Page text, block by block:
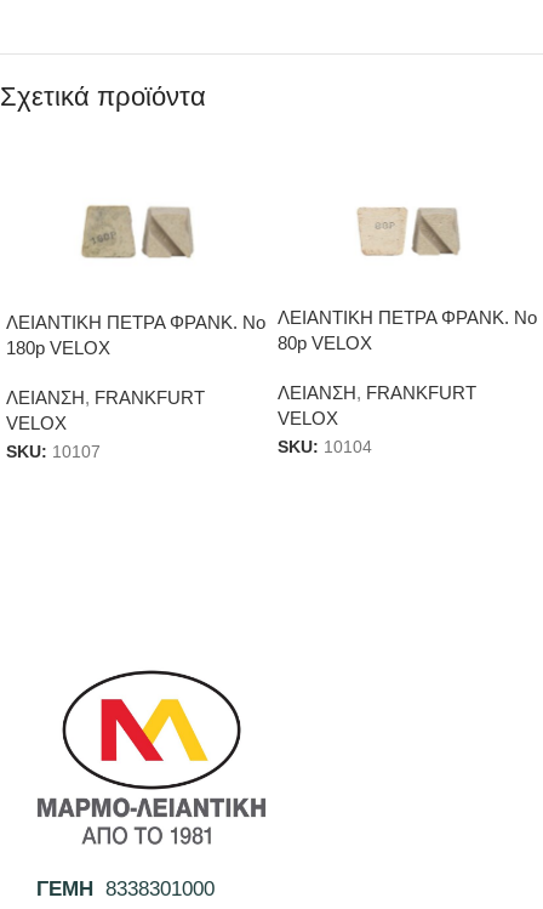
Σχετικά προϊόντα
ΛΕΙΑΝΤΙΚΗ ΠΕΤΡΑ ΦΡΑΝΚ. Νο
180p VELOX
ΛΕΙΑΝΣΗ, FRANKFURT
VELOX
SKU: 10107
ΛΕΙΑΝΤΙΚΗ ΠΕΤΡΑ ΦΡΑΝΚ. Νο
80p VELOX
ΛΕΙΑΝΣΗ, FRANKFURT
VELOX
SKU: 10104
ΓΕΜΗ 8338301000